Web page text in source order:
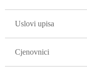
Uslovi upisa
Cjenovnici